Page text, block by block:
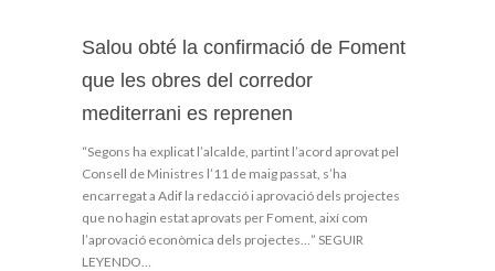
Salou obté la confirmació de Foment
que les obres del corredor
mediterrani es reprenen
“Segons ha explicat l’alcalde, partint l’acord aprovat pel
Consell de Ministres l’11 de maig passat, s’ha
encarregat a Adif la redacció i aprovació dels projectes
que no hagin estat aprovats per Foment, així com
l’aprovació econòmica dels projectes…” SEGUIR
LEYENDO…